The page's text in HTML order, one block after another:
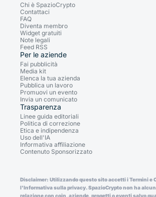
Chi è SpazioCrypto
Contattaci
FAQ
Diventa membro
Widget gratuiti
Note legali
Feed RSS
Per le aziende
Fai pubblicità
Media kit
Elenca la tua azienda
Pubblica un lavoro
Promuovi un evento
Invia un comunicato
Trasparenza
Linee guida editoriali
Politica di correzione
Etica e indipendenza
Uso dell'IA
Informativa affiliazione
Contenuto Sponsorizzato
Disclaimer: Utilizzando questo sito accetti i Termini e
l'Informativa sulla privacy. SpazioCrypto non ha
relazione con coin, aziende, progetti o eventi salvo